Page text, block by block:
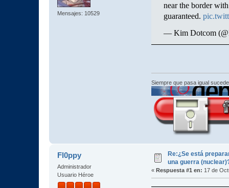
Mensajes: 10529
near the border
guaranteed.
— Kim Dotcom
Siempre que pasa igual
Fl0ppy
Administrador
Usuario Héroe
Re:¿Se está
una guerra
« Respuesta #1 en: 17 de